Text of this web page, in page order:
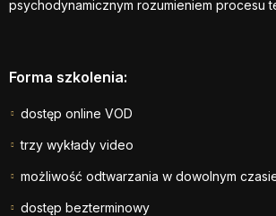
psychodynamicznym rozumieniem procesu
Forma szkolenia:
dostęp online VOD
trzy wykłady video
możliwość odtwarzania w dowolnym
dostęp bezterminowy